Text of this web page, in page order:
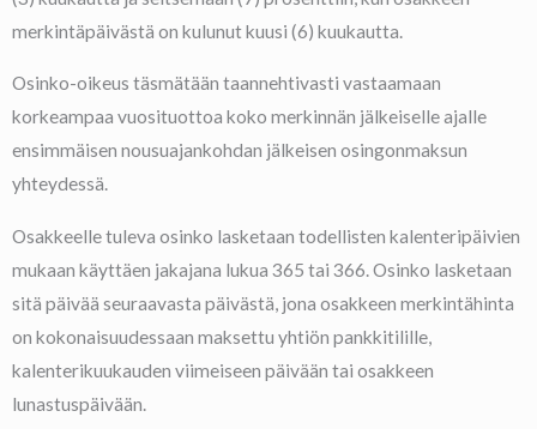
merkintäpäivästä on kulunut kuusi (6) kuukautta.
Osinko-oikeus täsmätään taannehtivasti vastaamaan
korkeampaa vuosituottoa koko merkinnän jälkeiselle ajalle
ensimmäisen nousuajankohdan jälkeisen osingonmaksun
yhteydessä.
Osakkeelle tuleva osinko lasketaan todellisten kalenteripäivien
mukaan käyttäen jakajana lukua 365 tai 366. Osinko lasketaan
sitä päivää seuraavasta päivästä, jona osakkeen merkintähinta
on kokonaisuudessaan maksettu yhtiön pankkitilille,
kalenterikuukauden viimeiseen päivään tai osakkeen
lunastuspäivään.